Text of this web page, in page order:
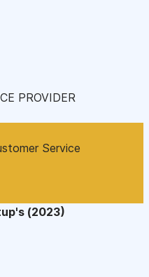
PROVIDER
Service
(2023)